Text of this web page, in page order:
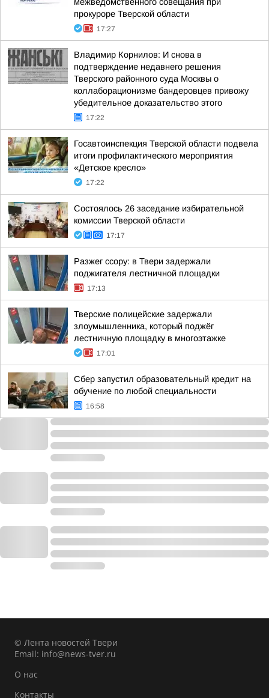
прокуроре Тверской области
17:27
Владимир Корнилов: И снова в
подтверждение недавнего решения
Тверского районного суда Москвы о
коллаборационизме бандеровцев привожу
убедительное доказательство этого
17:22
Госавтоинспекция Тверской области подвела
итоги профилактического мероприятия
«Детское кресло»
17:22
Состоялось 26 заседание избирательной
комиссии Тверской области
17:17
Разжег ссору: в Твери задержали
поджигателя лестничной площадки
17:13
Тверские полицейские задержали
злоумышленника, который поджёг
лестничную площадку в многоэтажке
17:01
Сбер запустил образовательный кредит на
обучение по любой специальности
16:58
© Лента новостей Твери
Email: info@news-tver.ru
О нас
Контакты